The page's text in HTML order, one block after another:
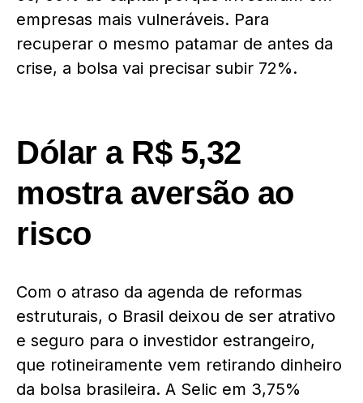
empresas mais vulneráveis. Para
recuperar o mesmo patamar de antes da
crise, a bolsa vai precisar subir 72%.
Dólar a R$ 5,32
mostra aversão ao
risco
Com o atraso da agenda de reformas
estruturais, o Brasil deixou de ser atrativo
e seguro para o investidor estrangeiro,
que rotineiramente vem retirando dinheiro
da bolsa brasileira. A Selic em 3,75%